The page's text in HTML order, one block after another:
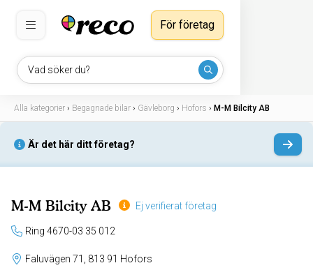
Vad söker du?
För företag
Alla kategorier › Begagnade bilar › Gävleborg › Hofors › M-M Bilcity AB
Är det här ditt företag?
M-M Bilcity AB Ej verifierat företag
Ring 4670-03 35 012
Faluvägen 71, 813 91 Hofors